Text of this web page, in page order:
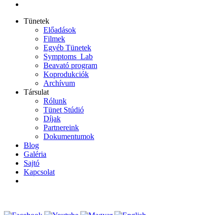
Tünetek
Előadások
Filmek
Egyéb Tünetek
Symptoms_Lab
Beavató program
Koprodukciók
Archívum
Társulat
Rólunk
Tünet Stúdió
Díjak
Partnereink
Dokumentumok
Blog
Galéria
Sajtó
Kapcsolat